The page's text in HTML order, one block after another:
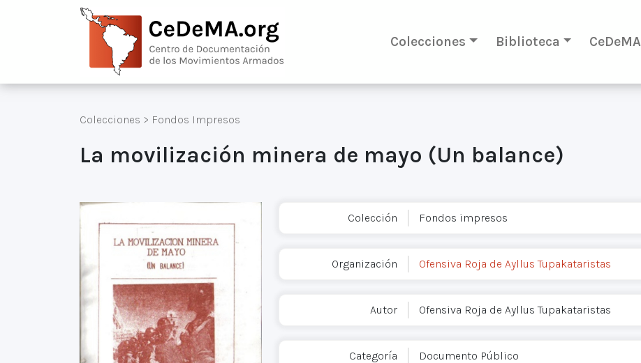
Colecciones Biblioteca CeDeMA
Colecciones > Fondos Impresos
La movilización minera de mayo (Un balance)
Colección Fondos impresos
Organización Ofensiva Roja de Ayllus Tupakataristas
Autor Ofensiva Roja de Ayllus Tupakataristas
Categoría Documento Público